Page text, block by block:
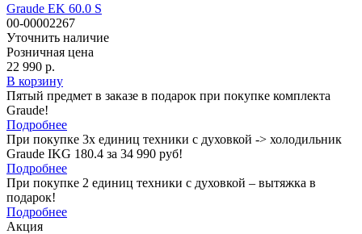
Graude EK 60.0 S
00-00002267
Уточнить наличие
Розничная цена
22 990 р.
В корзину
Пятый предмет в заказе в подарок при покупке комплекта
Graude!
Подробнее
При покупке 3х единиц техники с духовкой -> холодильник
Graude IKG 180.4 за 34 990 руб!
Подробнее
При покупке 2 единиц техники с духовкой – вытяжка в
подарок!
Подробнее
Акция